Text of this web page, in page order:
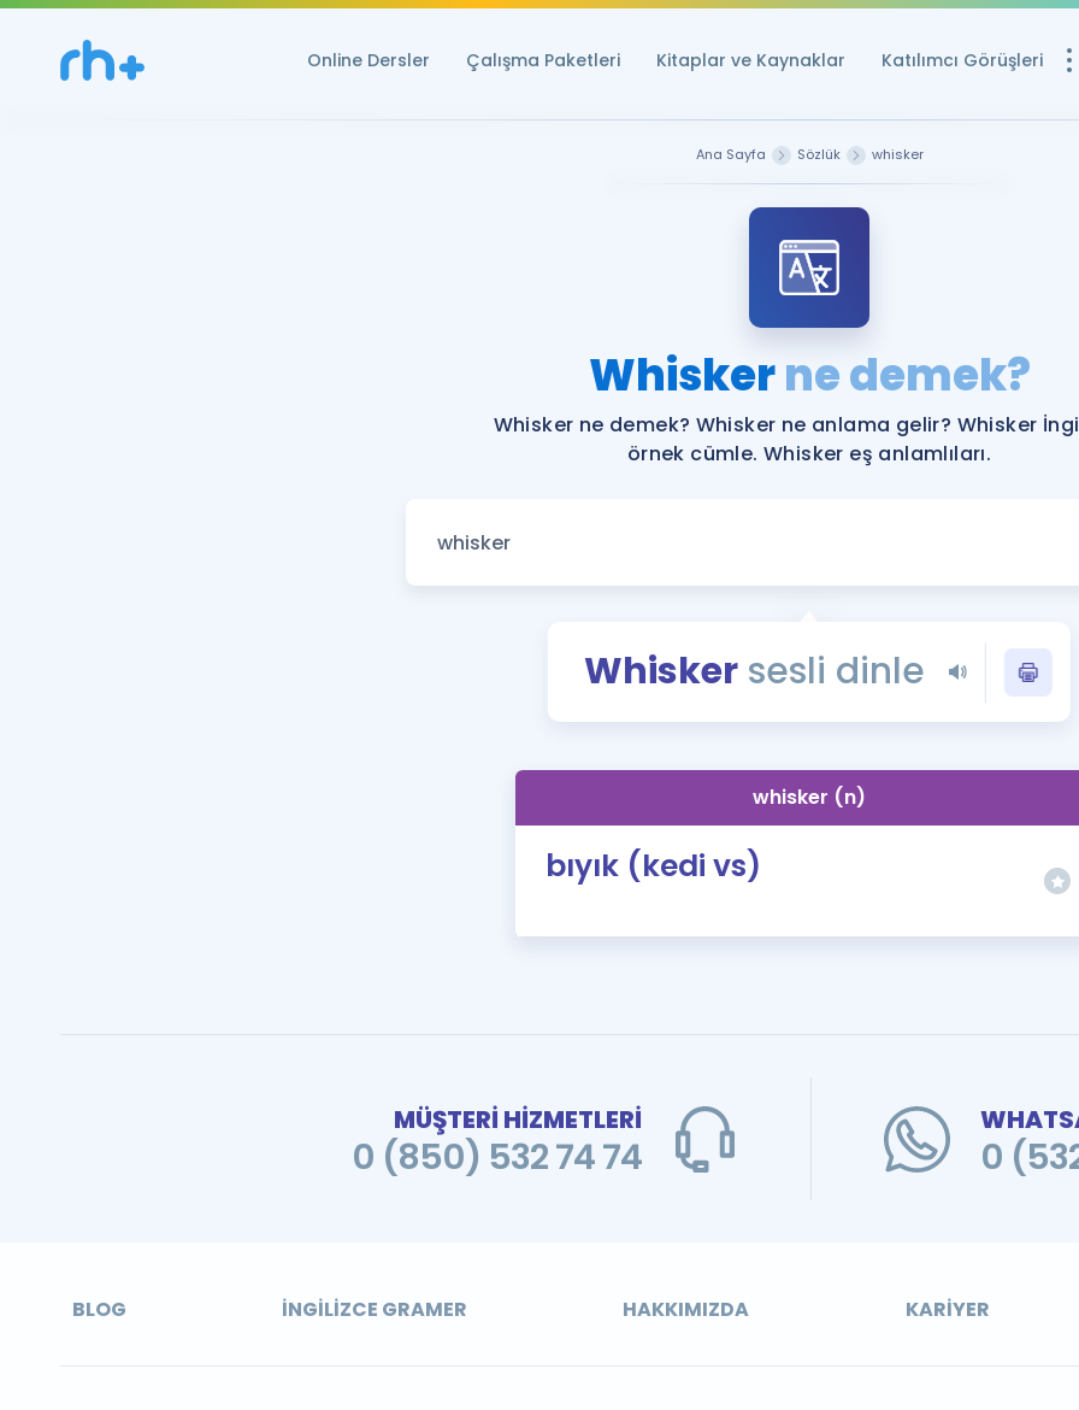
Online Dersler Çalışma Paketleri Kitaplar ve Kaynaklar Katılımcı Görüşleri
YDS ve YÖKDİL
Rehberlik Aracı
YDS ve YÖKDİL'e
Tüm ÖSYM
YDS - YÖKDİL
İngilizce Gramer
Ana Sayfa Sözlük whisker
Whiskerne demek?
Whisker ne demek? Whisker ne anlama gelir? Whisker
örnek cümle. Whisker eş anlamlıları.
Whiskersesli dinle
whisker (n)
bıyık (kedi vs)
MÜŞTERİ HİZMETLERİ
0 (850) 532 74 74 0
BLOG İNGILIZCE GRAMER HAKKIMIZDA KARIYER